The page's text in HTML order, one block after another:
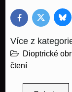
FacebookTwitter
Více z
Dioptrické
čtení